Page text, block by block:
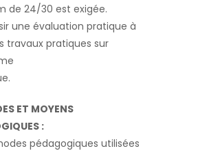
de 24/30 est exigée.
une évaluation pratique à
travaux pratiques sur
ET MOYENS
:
pédagogiques utilisées